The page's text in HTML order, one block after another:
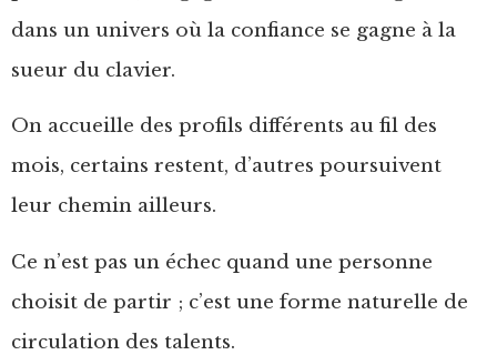
dans un univers où la confiance se gagne à la
sueur du clavier.
On accueille des profils différents au fil des
mois, certains restent, d’autres poursuivent
leur chemin ailleurs.
Ce n’est pas un échec quand une personne
choisit de partir ; c’est une forme naturelle de
circulation des talents.